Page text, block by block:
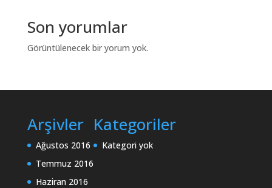
Son yorumlar
Görüntülenecek bir yorum yok.
Arşivler
Ağustos 2016
Temmuz 2016
Haziran 2016
Kategoriler
Kategori yok